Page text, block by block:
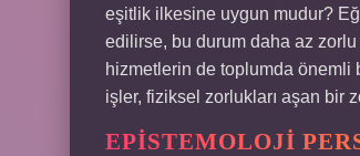
eşitlik ilkesine uygun mudur?
edilirse, bu durum daha az zorlu
hizmetlerin de toplumda önemli
işler, fiziksel zorlukları aşan bir
EPISTEMOLOJI